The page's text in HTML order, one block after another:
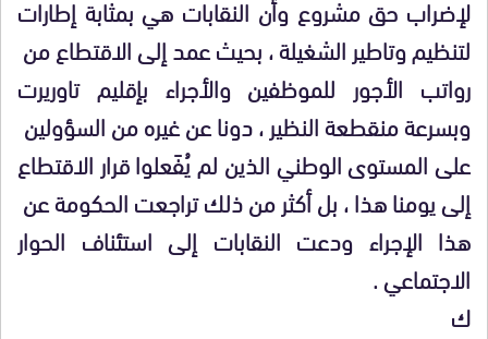
لإضراب حق مشروع وأن النقابات هي بمثابة إطارات
لتنظيم وتاطير الشغيلة ، بحيث عمد إلى الاقتطاع من
رواتب الأجور للموظفين والأجراء بإقليم تاوريرت
وبسرعة منقطعة النظير ، دونا عن غيره من السؤولين
على المستوى الوطني الذين لم يُفَعلوا قرار الاقتطاع
إلى يومنا هذا ، بل أكثر من ذلك تراجعت الحكومة عن
هذا الإجراء ودعت النقابات إلى استئناف الحوار
الاجتماعي .
ك